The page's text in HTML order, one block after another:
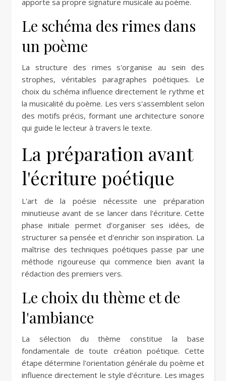
Le schéma des rimes dans
un poème
La structure des rimes s'organise au sein des
strophes, véritables paragraphes poétiques. Le
choix du schéma influence directement le rythme et
la musicalité du poème. Les vers s'assemblent selon
des motifs précis, formant une architecture sonore
qui guide le lecteur à travers le texte.
La préparation avant
l'écriture poétique
L'art de la poésie nécessite une préparation
minutieuse avant de se lancer dans l'écriture. Cette
phase initiale permet d'organiser ses idées, de
structurer sa pensée et d'enrichir son inspiration. La
maîtrise des techniques poétiques passe par une
méthode rigoureuse qui commence bien avant la
rédaction des premiers vers.
Le choix du thème et de
l'ambiance
La sélection du thème constitue la base
fondamentale de toute création poétique. Cette
étape détermine l'orientation générale du poème et
influence directement le style d'écriture. Les images